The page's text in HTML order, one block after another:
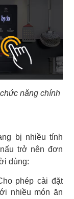
năng chính
bị nhiều tính
trở nên đơn
dùng:
phép cài đặt
nhiều món ăn